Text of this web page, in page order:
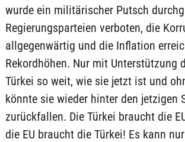
wurde ein militärischer Putsch
Regierungsparteien verboten, die
allgegenwärtig und die Inflation
Rekordhöhen. Nur mit Unterstützung
Türkei so weit, wie sie jetzt ist und
könnte sie wieder hinter den jetzigen
zurückfallen. Die Türkei braucht die
die EU braucht die Türkei! Es kann